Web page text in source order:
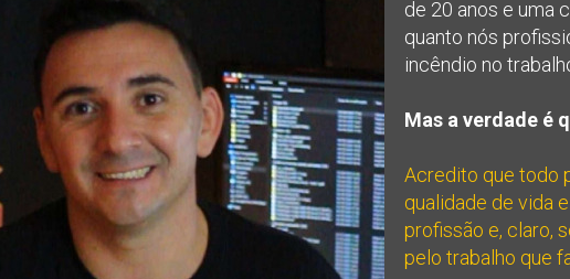
de 20 anos e uma
quanto nós
incêndio no
Mas a verdade é
Acredito que todo
qualidade de vida
profissão e, claro,
pelo trabalho que